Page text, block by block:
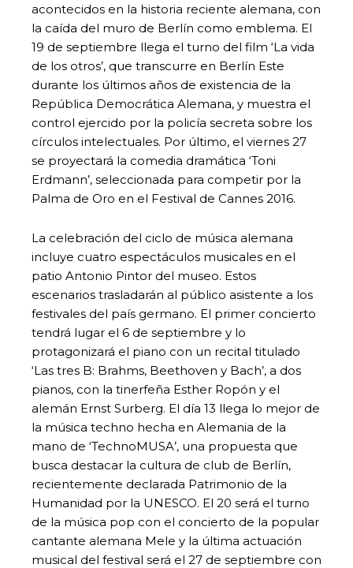
acontecidos en la historia reciente alemana, con
la caída del muro de Berlín como emblema. El
19 de septiembre llega el turno del film ‘La vida
de los otros’, que transcurre en Berlín Este
durante los últimos años de existencia de la
República Democrática Alemana, y muestra el
control ejercido por la policía secreta sobre los
círculos intelectuales. Por último, el viernes 27
se proyectará la comedia dramática ‘Toni
Erdmann’, seleccionada para competir por la
Palma de Oro en el Festival de Cannes 2016.
La celebración del ciclo de música alemana
incluye cuatro espectáculos musicales en el
patio Antonio Pintor del museo. Estos
escenarios trasladarán al público asistente a los
festivales del país germano. El primer concierto
tendrá lugar el 6 de septiembre y lo
protagonizará el piano con un recital titulado
‘Las tres B: Brahms, Beethoven y Bach’, a dos
pianos, con la tinerfeña Esther Ropón y el
alemán Ernst Surberg. El día 13 llega lo mejor de
la música techno hecha en Alemania de la
mano de ‘TechnoMUSA’, una propuesta que
busca destacar la cultura de club de Berlín,
recientemente declarada Patrimonio de la
Humanidad por la UNESCO. El 20 será el turno
de la música pop con el concierto de la popular
cantante alemana Mele y la última actuación
musical del festival será el 27 de septiembre con